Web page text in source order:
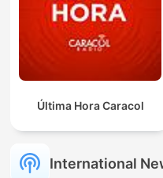
Última Hora Caracol
International